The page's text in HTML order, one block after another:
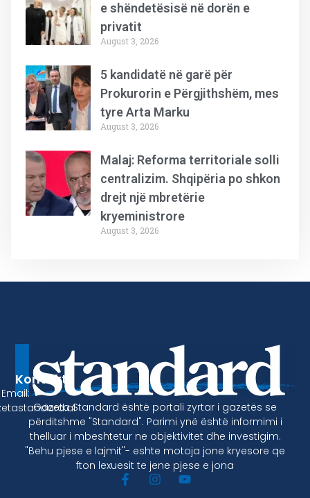
e shëndetësisë në dorën e
privatit
August 3, 2026
5 kandidatë në garë për
Prokurorin e Përgjithshëm, mes
tyre Arta Marku
August 3, 2026
Malaj: Reforma territoriale solli
centralizim. Shqipëria po shkon
drejt një mbretërie
kryeministrore
August 3, 2026
Gazeta Standard është portali zyrtar i gazetës se
përditshme "Standard". Parimi ynë është informimi i
thelluar i mbeshtetur ne objektivitet dhe investigim.
"Behu pjese e lajmit"- eshte motoja jone kryesore qe
fton lexuesit te jene pjese e jona
Kontakt
Email: